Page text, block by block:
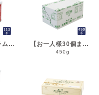
RUMFORD（ラムフォード） ベーキングパウダー 113g 膨脹剤 BP__ 【お一人様30個まで】よつ葉 無塩バター 450g 賞味期限2026年11月5日またはそれ以降 バター よつば 北海道 食塩不使用 __
450g